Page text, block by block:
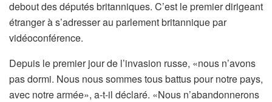
debout des députés britanniques. C’est le premier dirigeant
étranger à s’adresser au parlement britannique par
vidéoconférence.
Depuis le premier jour de l’invasion russe, «nous n’avons
pas dormi. Nous nous sommes tous battus pour notre pays,
avec notre armée», a-t-il déclaré. «Nous n’abandonnerons